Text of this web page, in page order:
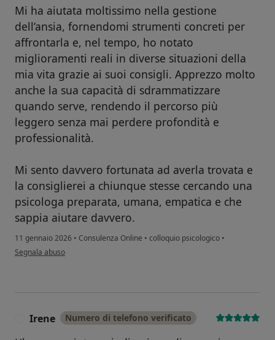
Mi ha aiutata moltissimo nella gestione
dell’ansia, fornendomi strumenti concreti per
affrontarla e, nel tempo, ho notato
miglioramenti reali in diverse situazioni della
mia vita grazie ai suoi consigli. Apprezzo molto
anche la sua capacità di sdrammatizzare
quando serve, rendendo il percorso più
leggero senza mai perdere profondità e
professionalità.
Mi sento davvero fortunata ad averla trovata e
la consiglierei a chiunque stesse cercando una
psicologa preparata, umana, empatica e che
sappia aiutare davvero.
11 gennaio 2026 • Consulenza Online • colloquio psicologico •
secondo l'opinione dell'utente Bianca S.
Segnala abuso
Irene Numero di telefono verificato